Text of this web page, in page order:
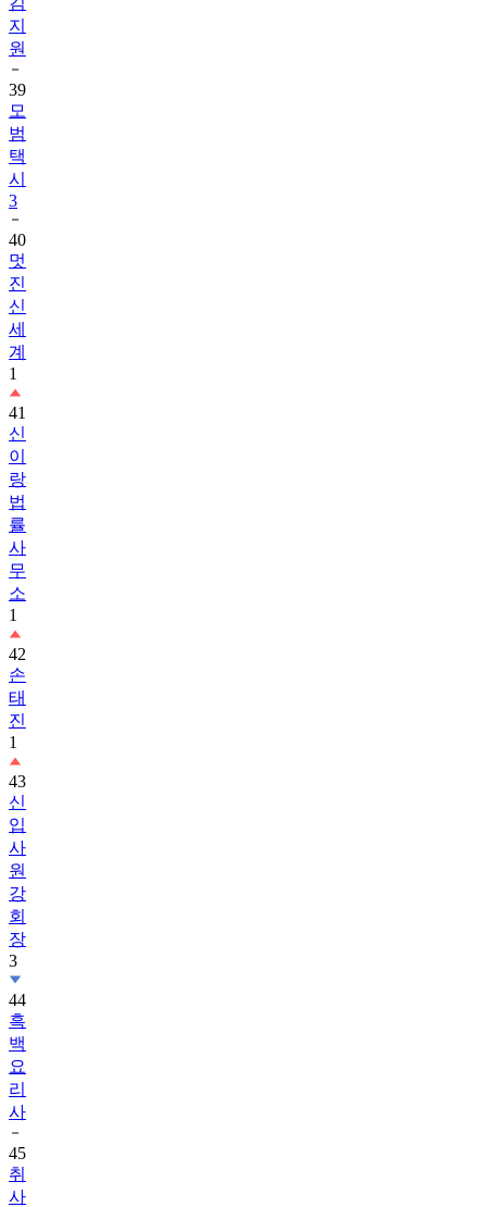
지
원
39
모
범
택
시
3
40
멋
진
신
세
계
1
41
신
이
랑
법
률
사
무
소
1
42
손
태
진
1
43
신
입
사
원
강
회
장
3
44
흑
백
요
리
사
45
취
사